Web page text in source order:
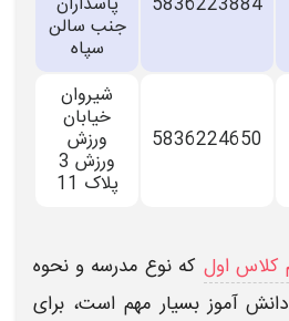
جنب سالن
سپاه
5836224650
شیروان
خیابان
ورزش
ورزش 3
پلاک 11
کلاس اول که نوع مدرسه و نحوه
آموز بسیار مهم است، برای